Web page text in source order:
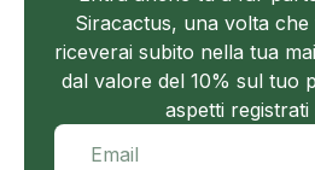
Siracactus, una volta che
riceverai subito nella tua
dal valore del 10% sul tuo
aspetti registrati